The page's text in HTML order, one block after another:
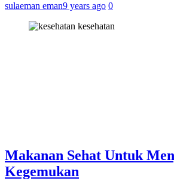
sulaeman eman9 years ago 0
kesehatan
Makanan Sehat Untuk
Kegemukan